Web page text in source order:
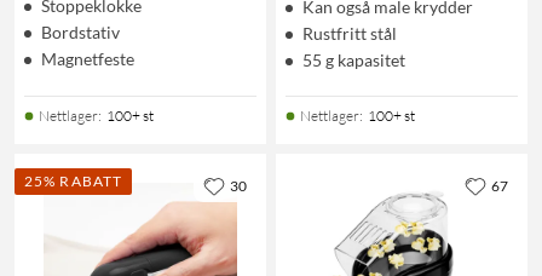
Stoppeklokke
Bordstativ
Magnetfeste
Nettlager: 100+ st
Kan også male krydder
Rustfritt stål
55 g kapasitet
Nettlager: 100+ st
25% RABATT 30 67